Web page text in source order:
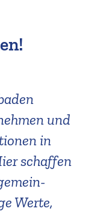
und
in
schaffen
Werte,